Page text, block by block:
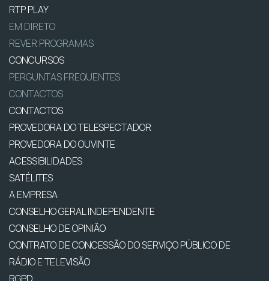
RTP PLAY
EM DIRETO
REVER PROGRAMAS
CONCURSOS
PERGUNTAS FREQUENTES
CONTACTOS
CONTACTOS
PROVEDORA DO TELESPECTADOR
PROVEDORA DO OUVINTE
ACESSIBILIDADES
SATÉLITES
A EMPRESA
CONSELHO GERAL INDEPENDENTE
CONSELHO DE OPINIÃO
CONTRATO DE CONCESSÃO DO SERVIÇO PÚBLICO DE
RÁDIO E TELEVISÃO